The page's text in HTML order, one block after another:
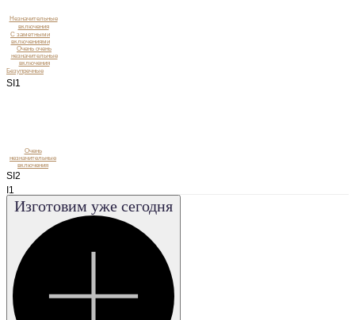
Незначительные
включения
C заметными
включениями
Очень очень
незначительные
включения
Безупречные
SI1
Очень
незначительные
включения
SI2
I1
VVS1
VVS2
FL
Изготовим уже сегодня